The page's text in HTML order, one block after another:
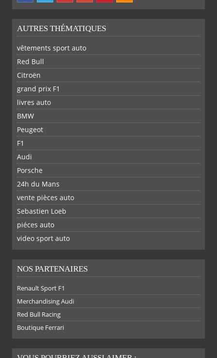
SUR SUR SUR SUR
FACEBOOKTWITTER
AUTRES THÉMATIQUES
vêtements sport auto
Red Bull
Citroën
grand prix F1
livres auto
BMW
Peugeot
F1
Audi
Porsche
24h du Mans
vente pièces auto
Sebastien Loeb
piéces auto
video sport auto
NOS PARTENAIRES
Renault Sport F1
Merchandising Audi
Red Bull Racing
Boutique Ferrari